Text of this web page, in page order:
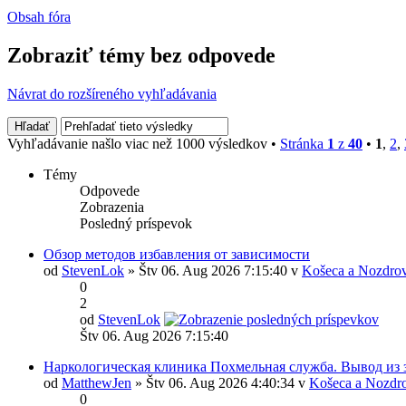
Obsah fóra
Zobraziť témy bez odpovede
Návrat do rozšíreného vyhľadávania
Vyhľadávanie našlo viac než 1000 výsledkov • Stránka 1 z 40 • 1, 2,
Témy
Odpovede
Zobrazenia
Posledný príspevok
Обзор методов избавления от зависимости
od StevenLok » Štv 06. Aug 2026 7:15:40 v Košeca a
0
2
od StevenLok
Štv 06. Aug 2026 7:15:40
Наркологическая клиника Похмельная служба. Вывод из
od MatthewJen » Štv 06. Aug 2026 4:40:34 v Košeca a
0